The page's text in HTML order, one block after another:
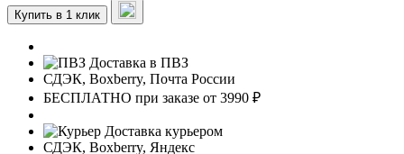
Купить в 1 клик
Доставка в ПВЗ
СДЭК, Boxberry, Почта России
БЕСПЛАТНО при заказе от 3990 ₽
Доставка курьером
СДЭК, Boxberry, Яндекс